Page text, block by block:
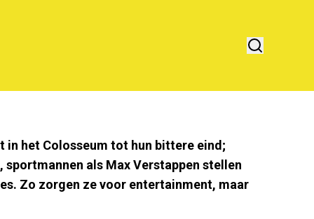
in het Colosseum tot hun bittere eind;
als Max Verstappen stellen
Zo zorgen ze voor entertainment, maar